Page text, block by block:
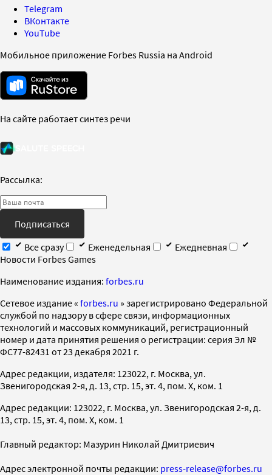
Telegram
ВКонтакте
YouTube
Мобильное приложение Forbes Russia на Android
На сайте работает синтез речи
Рассылка:
Подписаться
Все сразу
Еженедельная
Ежедневная
Новости Forbes Games
Наименование издания: forbes.ru
Cетевое издание « forbes.ru » зарегистрировано Федеральной
службой по надзору в сфере связи, информационных
технологий и массовых коммуникаций, регистрационный
номер и дата принятия решения о регистрации: серия Эл №
ФС77-82431 от 23 декабря 2021 г.
Адрес редакции, издателя: 123022, г. Москва, ул.
Звенигородская 2-я, д. 13, стр. 15, эт. 4, пом. X, ком. 1
Адрес редакции: 123022, г. Москва, ул. Звенигородская 2-я, д.
13, стр. 15, эт. 4, пом. X, ком. 1
Главный редактор: Мазурин Николай Дмитриевич
Адрес электронной почты редакции: press-release@forbes.ru